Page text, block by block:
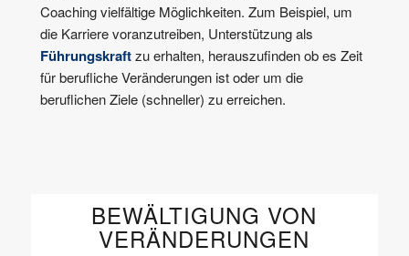
Coaching vielfältige Möglichkeiten. Zum Beispiel, um
die Karriere voranzutreiben, Unterstützung als
Führungskraft zu erhalten, herauszufinden ob es Zeit
für berufliche Veränderungen ist oder um die
beruflichen Ziele (schneller) zu erreichen.
BEWÄLTIGUNG VON
VERÄNDERUNGEN